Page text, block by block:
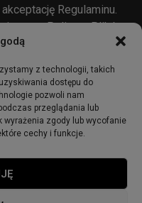
z technologii, takich
dostępu do
pozwoli nam
przeglądania lub
wyrażenia zgody lub wycofanie
cechy i funkcje.
Regulaminu
wPolityce Plików